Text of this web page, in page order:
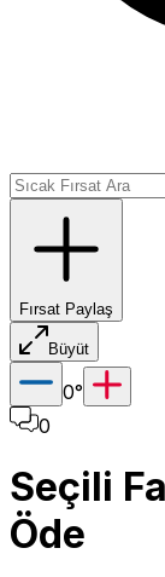
Fırsat Paylaş
Büyüt
0°
0
Seçili
Öde